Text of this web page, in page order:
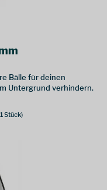
Bälle für deinen
Untergrund verhindern.
Stück)